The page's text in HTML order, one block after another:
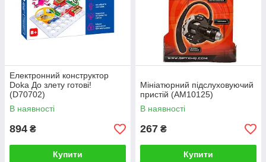
Електронний конструктор
Doka До злету готові!
(D70702)
В наявності
894 ₴
Купити
Мініатюрний підслуховуючий
пристій (AM10125)
В наявності
267 ₴
Купити